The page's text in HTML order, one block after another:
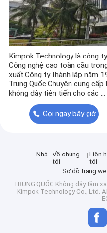
Kimpok Technology là công
Công nghệ cao toàn cầu
xuất.Công ty thành lập năm
Trung Quốc.Chuyên cung
không dây tiên tiến cho các ...
Gọi ngay bây giờ
Nhà
Về chúng
tôi
Liên
tôi
Sơ đồ trang
TRUNG QUỐC Không dây tầm
Kimpok Technology Co., Ltd.